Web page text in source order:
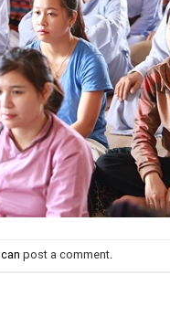
post a comment